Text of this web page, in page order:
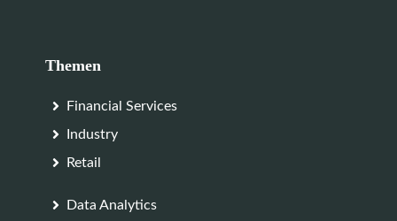
Themen
Financial Services
Industry
Retail
Data Analytics